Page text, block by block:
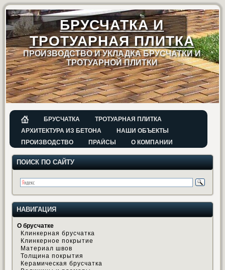
БРУСЧАТКА И
ТРОТУАРНАЯ ПЛИТКА
ПРОИЗВОДСТВО И УКЛАДКА БРУСЧАТКИ И
ТРОТУАРНОЙ ПЛИТКИ
БРУСЧАТКА
ТРОТУАРНАЯ ПЛИТКА
АРХИТЕКТУРА ИЗ БЕТОНА
НАШИ ОБЪЕКТЫ
ПРОИЗВОДСТВО
ПРАЙСЫ О КОМПАНИИ
ПОИСК ПО САЙТУ
НАВИГАЦИЯ
О брусчатке
Клинкерная брусчатка
Клинкерное покрытие
Материал швов
Толщина покрытия
Керамическая брусчатка